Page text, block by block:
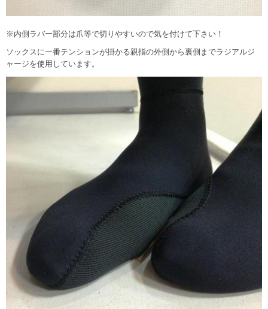
※内側ラバー部分は爪等で切りやすいので気を付けて下さい！
ソックスに一番テンションが掛かる親指の外側から裏側までラジアルジ
ャージを使用しています。